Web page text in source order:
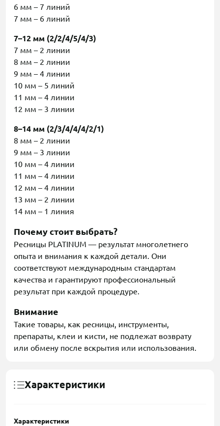
6 мм – 7 линий
7 мм – 6 линий
7–12 мм (2/2/4/5/4/3)
7 мм – 2 линии
8 мм – 2 линии
9 мм – 4 линии
10 мм – 5 линий
11 мм – 4 линии
12 мм – 3 линии
8–14 мм (2/3/4/4/4/2/1)
8 мм – 2 линии
9 мм – 3 линии
10 мм – 4 линии
11 мм – 4 линии
12 мм – 4 линии
13 мм – 2 линии
14 мм – 1 линия
Почему стоит выбрать?
Ресницы PLATINUM — результат многолетнего
опыта и внимания к каждой детали. Они
соответствуют международным стандартам
качества и гарантируют профессиональный
результат при каждой процедуре.
Внимание
Такие товары, как ресницы, инструменты,
препараты, клеи и кисти, не подлежат возврату
или обмену после вскрытия или использования.
Характеристики
Характеристики